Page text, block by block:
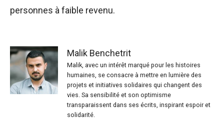
personnes à faible revenu.
Malik Benchetrit
Malik, avec un intérêt marqué pour les histoires
humaines, se consacre à mettre en lumière des
projets et initiatives solidaires qui changent des
vies. Sa sensibilité et son optimisme
transparaissent dans ses écrits, inspirant espoir et
solidarité.